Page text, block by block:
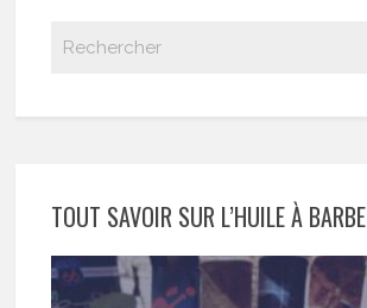
TOUT SAVOIR SUR L’HUILE À BARBE